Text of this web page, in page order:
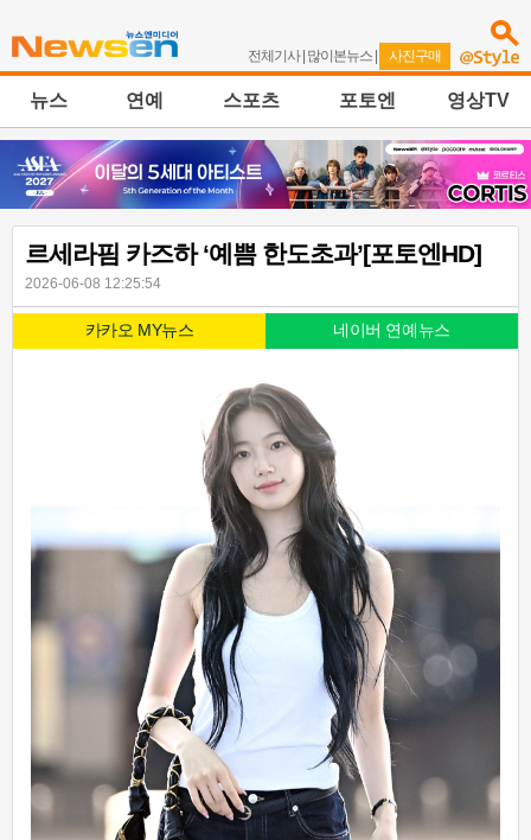
전체기사| 많이본뉴스 | 사진구매
뉴스 연예 스포츠 포토엔 영상TV
르세라핌 카즈하 ‘예쁨 한도초과’[포토엔HD]
2026-06-08 12:25:54
카카오 MY뉴스 네이버 연예뉴스